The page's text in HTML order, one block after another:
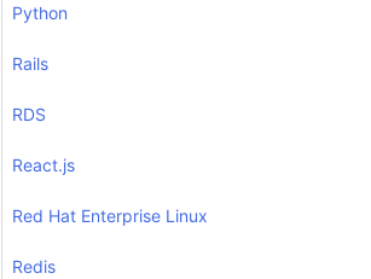
Python
Rails
RDS
React.js
Red Hat Enterprise Linux
Redis